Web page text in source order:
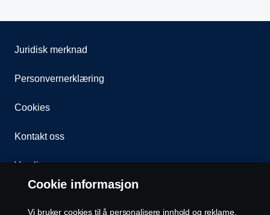
Juridisk merknad
Personvernerklæring
Cookies
Kontakt oss
Varsling
Cookie informasjon
Vi bruker cookies til å personalisere innhold og reklame,